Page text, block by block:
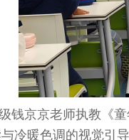
钱京京老师执教《
冷暖色调的视觉引